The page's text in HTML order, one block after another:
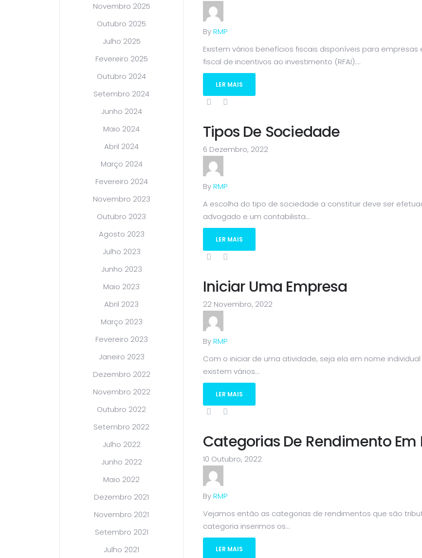
Novembro 2025
Outubro 2025
Julho 2025
Fevereiro 2025
Outubro 2024
Setembro 2024
Junho 2024
Maio 2024
Abril 2024
Março 2024
Fevereiro 2024
Novembro 2023
Outubro 2023
Agosto 2023
Julho 2023
Junho 2023
Maio 2023
Abril 2023
Março 2023
Fevereiro 2023
Janeiro 2023
Dezembro 2022
Novembro 2022
Outubro 2022
Setembro 2022
Julho 2022
Junho 2022
Maio 2022
Dezembro 2021
Novembro 2021
Setembro 2021
Julho 2021
ByRMP
Existem vários benefícios fiscais disponíveis para
fiscal de incentivos ao investimento (RFAI):...
LER MAIS
Tipos De Sociedade
6 Dezembro, 2022
ByRMP
A escolha do tipo de sociedade a constituir deve ser
advogado e um contabilista...
LER MAIS
Iniciar Uma Empresa
22 Novembro, 2022
ByRMP
Com o iniciar de uma atividade, seja ela em nome
existem vários...
LER MAIS
Categorias De Rendimento Em
10 Outubro, 2022
ByRMP
Vejamos então as categorias de rendimentos que são
categoria inserimos os...
LER MAIS